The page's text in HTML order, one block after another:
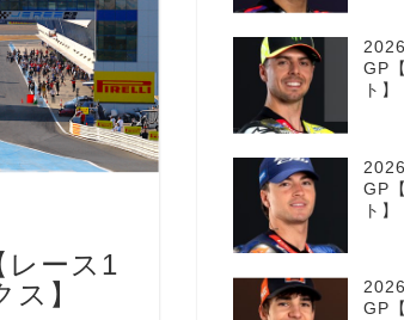
レース1
】
GP
ト】
GP
ト】
GP